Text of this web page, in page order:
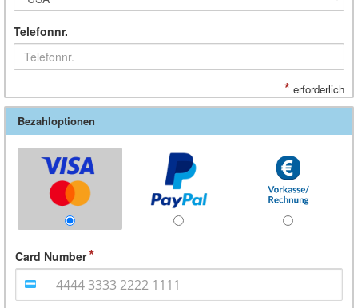
Telefonnr.
* erforderlich
Bezahloptionen
Card Number